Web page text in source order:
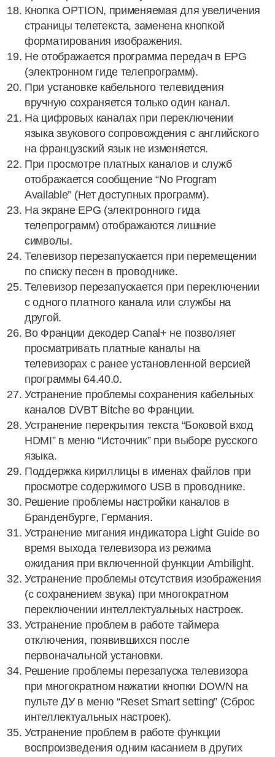
Кнопка OPTION, применяемая для увеличения
страницы телетекста, заменена кнопкой
форматирования изображения.
Не отображается программа передач в EPG
(электронном гиде телепрограмм).
При установке кабельного телевидения
вручную сохраняется только один канал.
На цифровых каналах при переключении
языка звукового сопровождения с английского
на французский язык не изменяется.
При просмотре платных каналов и служб
отображается сообщение “No Program
Available” (Нет доступных программ).
На экране EPG (электронного гида
телепрограмм) отображаются лишние
символы.
Телевизор перезапускается при перемещении
по списку песен в проводнике.
Телевизор перезапускается при переключении
с одного платного канала или службы на
другой.
Во Франции декодер Canal+ не позволяет
просматривать платные каналы на
телевизорах с ранее установленной версией
программы 64.40.0.
Устранение проблемы сохранения кабельных
каналов DVBT Bitche во Франции.
Устранение перекрытия текста “Боковой вход
HDMI” в меню “Источник” при выборе русского
языка.
Поддержка кириллицы в именах файлов при
просмотре содержимого USB в проводнике.
Решение проблемы настройки каналов в
Бранденбурге, Германия.
Устранение мигания индикатора Light Guide во
время выхода телевизора из режима
ожидания при включенной функции Ambilight.
Устранение проблемы отсутствия изображения
(с сохранением звука) при многократном
переключении интеллектуальных настроек.
Устранение проблем в работе таймера
отключения, появившихся после
первоначальной установки.
Решение проблемы перезапуска телевизора
при многократном нажатии кнопки DOWN на
пульте ДУ в меню “Reset Smart setting” (Сброс
интеллектуальных настроек).
Устранение проблем в работе функции
воспроизведения одним касанием в других